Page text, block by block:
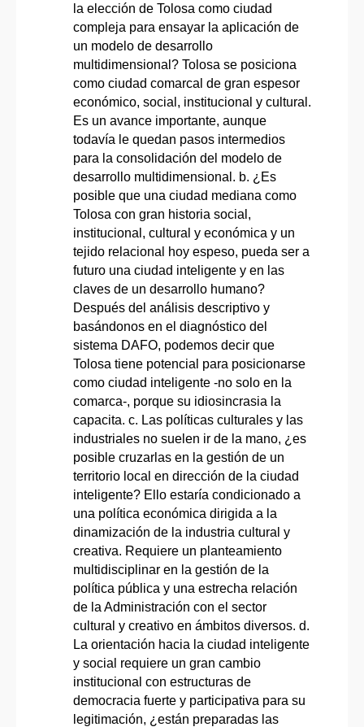
la elección de Tolosa como ciudad
compleja para ensayar la aplicación de
un modelo de desarrollo
multidimensional? Tolosa se posiciona
como ciudad comarcal de gran espesor
económico, social, institucional y cultural.
Es un avance importante, aunque
todavía le quedan pasos intermedios
para la consolidación del modelo de
desarrollo multidimensional. b. ¿Es
posible que una ciudad mediana como
Tolosa con gran historia social,
institucional, cultural y económica y un
tejido relacional hoy espeso, pueda ser a
futuro una ciudad inteligente y en las
claves de un desarrollo humano?
Después del análisis descriptivo y
basándonos en el diagnóstico del
sistema DAFO, podemos decir que
Tolosa tiene potencial para posicionarse
como ciudad inteligente -no solo en la
comarca-, porque su idiosincrasia la
capacita. c. Las políticas culturales y las
industriales no suelen ir de la mano, ¿es
posible cruzarlas en la gestión de un
territorio local en dirección de la ciudad
inteligente? Ello estaría condicionado a
una política económica dirigida a la
dinamización de la industria cultural y
creativa. Requiere un planteamiento
multidisciplinar en la gestión de la
política pública y una estrecha relación
de la Administración con el sector
cultural y creativo en ámbitos diversos. d.
La orientación hacia la ciudad inteligente
y social requiere un gran cambio
institucional con estructuras de
democracia fuerte y participativa para su
legitimación, ¿están preparadas las